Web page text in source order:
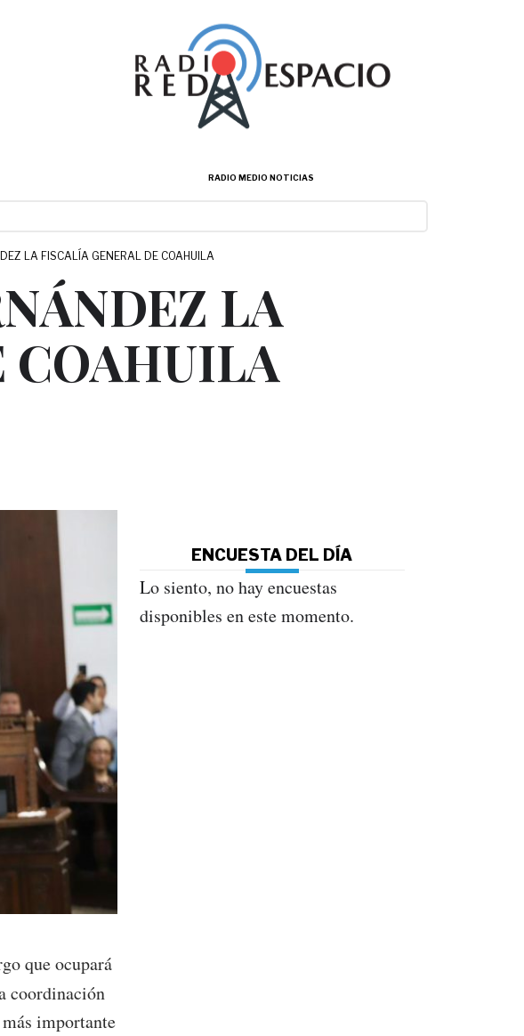
RADIO MEDIO NOTICIAS
LA FISCALÍA GENERAL DE COAHUILA
LA
COAHUILA
que ocupará
coordinación
importante
ENCUESTA DEL DÍA
Lo siento, no hay encuestas
disponibles en este momento.